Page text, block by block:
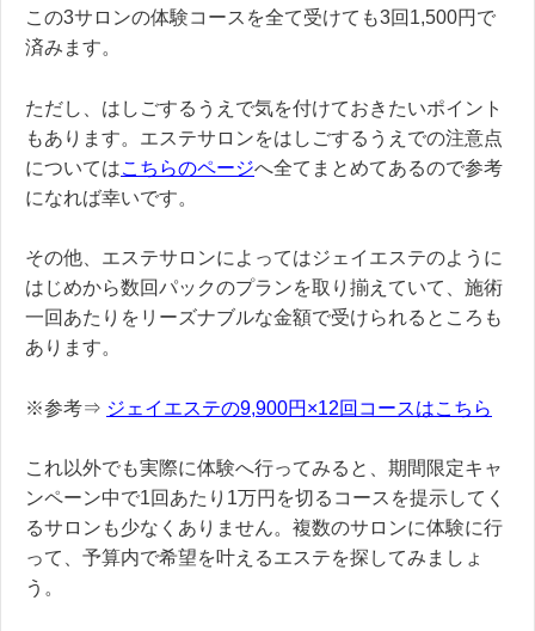
この3サロンの体験コースを全て受けても3回1,500円で
済みます。
ただし、はしごするうえで気を付けておきたいポイント
もあります。エステサロンをはしごするうえでの注意点
についてはこちらのページへ全てまとめてあるので参考
になれば幸いです。
その他、エステサロンによってはジェイエステのように
はじめから数回パックのプランを取り揃えていて、施術
一回あたりをリーズナブルな金額で受けられるところも
あります。
※参考⇒ ジェイエステの9,900円×12回コースはこちら
これ以外でも実際に体験へ行ってみると、期間限定キャ
ンペーン中で1回あたり1万円を切るコースを提示してく
るサロンも少なくありません。複数のサロンに体験に行
って、予算内で希望を叶えるエステを探してみましょ
う。